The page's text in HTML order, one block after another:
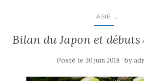
ASIE ...
Bilan du Japon et
Posté le 30 juin 2018 by